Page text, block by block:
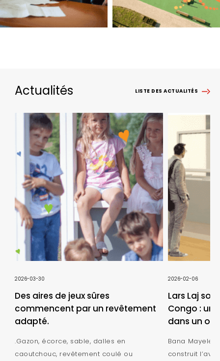
Actualités LISTE DES ACTUALITÉS
2026-03-30
Des aires de jeux sûres
commencent par un revêtement
adapté.
.Gazon, écorce, sable, dalles en
caoutchouc, revêtement coulé ou
2026-02-06
Lars Laj
Congo :
dans un
Bana Mayele
construit